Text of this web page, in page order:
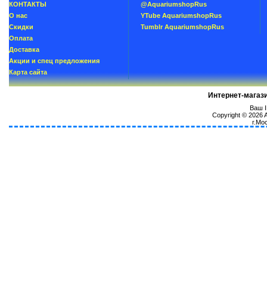
КОНТАКТЫ
О нас
Скидки
Oплатa
Доставка
Акции и спец предложения
Карта сайта
@AquariumshopRus
YTube AquariumshopRus
Tumblr AquariumshopRus
Интернет-
Ваш
Copyright © 2026